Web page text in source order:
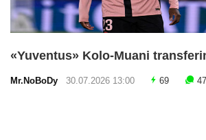
«Yuventus» Kolo-Muani
Mr.NoBoDy 30.07.2026 13:00 69 47